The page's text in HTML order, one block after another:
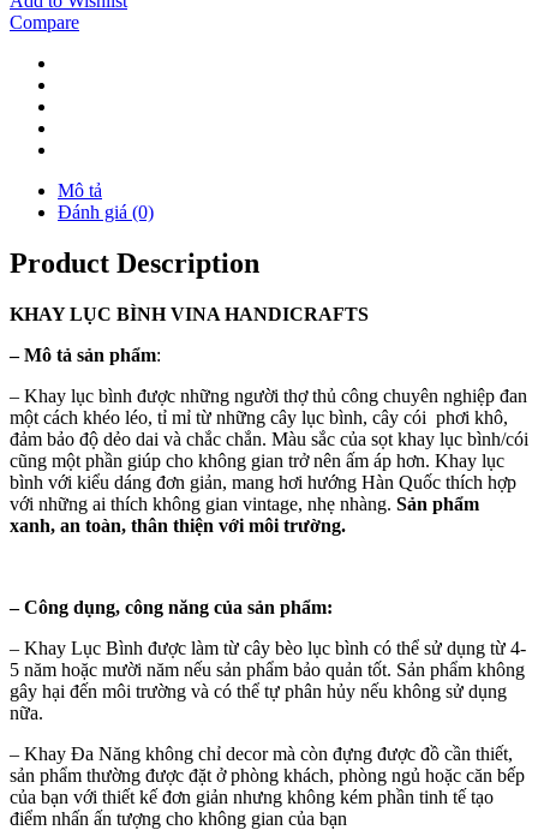
Compare
Mô tả
Đánh giá (0)
Product Description
KHAYLỤC BÌNHVINA HANDICRAFTS
–Mô tả sản phẩm:
– Khay lục bình được những người thợ thủ công chuyên nghiệp đan
một cách khéo léo, tỉ mỉ từ những cây lục bình, cây cói phơi khô,
đảm bảo độ dẻo dai và chắc chắn. Màu sắc của sọt khay lục bình/cói
cũng một phần giúp cho không gian trở nên ấm áp hơn. Khay lục
bình với kiểu dáng đơn giản, mang hơi hướng Hàn Quốc thích hợp
với những ai thích không gian vintage, nhẹ nhàng. Sản phẩm
xanh, an toàn, thân thiện với môi trường.
–Công dụng, công năng của sản phẩm:
– Khay Lục Bình được làm từ cây bèo lục bình có thể sử dụng từ 4-
5 năm hoặc mười năm nếu sản phẩm bảo quản tốt. Sản phẩm không
gây hại đến môi trường và có thể tự phân hủy nếu không sử dụng
nữa.
– Khay Đa Năng không chỉ decor mà còn đựng được đồ cần thiết,
sản phẩm thường được đặt ở phòng khách, phòng ngủ hoặc căn bếp
của bạn với thiết kế đơn giản nhưng không kém phần tinh tế tạo
điểm nhấn ấn tượng cho không gian của bạn